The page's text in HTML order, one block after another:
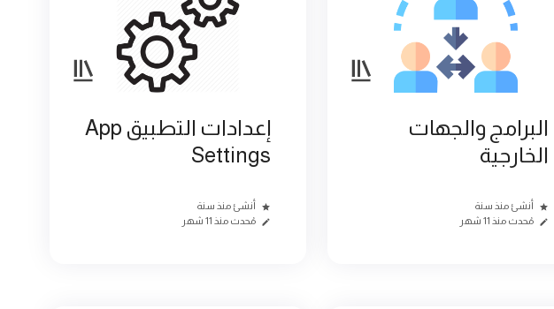
البرامج والجهات
الخارجية
أنشئ منذ سنة
مُحدث منذ 11 شهر
إعدادات التطبيق App
Settings
أنشئ منذ سنة
مُحدث منذ 11 شهر